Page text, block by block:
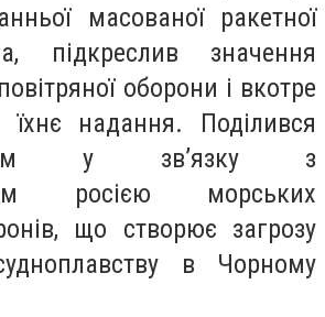
масованої ракетної
підкреслив значення
оборони і вкотре
їхнє надання. Поділився
у звʼязку з
росією морських
що створює загрозу
в Чорному